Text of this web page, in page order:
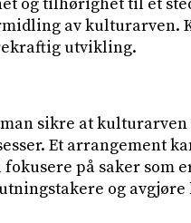
og tilhørighet til et
av kulturarven.
utvikling.
sikre at
Et arrangement
på saker som
og